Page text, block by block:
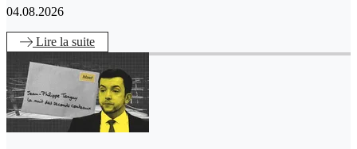
04.08.2026
Lire la suite